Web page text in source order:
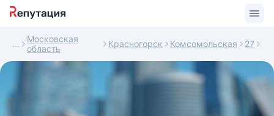
Московская
область
Красногорск Комсомольская 27